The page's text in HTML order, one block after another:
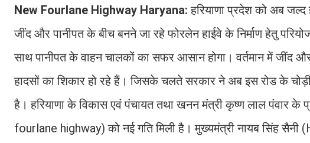
New Fourlane Highway Haryana:हरियाणा प्रदेश को अब
जींद और पानीपत के बीच बनने जा रहे फोरलेन हाईवे के निर्माण हेतु
साथ पानीपत के वाहन चालकों का सफर आसान होगा। वर्तमान में जींद
हादसों का शिकार हो रहे हैं। जिसके चलते सरकार ने अब इस रोड के
है। हरियाणा के विकास एवं पंचायत तथा खनन मंत्री कृष्ण लाल पंवार के
fourlane highway) को नई गति मिली है। मुख्यमंत्री नायब सिंह